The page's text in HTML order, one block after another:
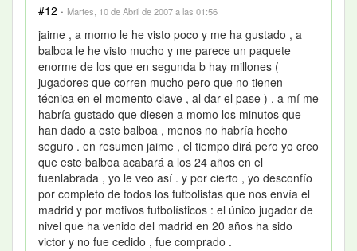
#12 · Martes, 10 de Abril de 2007 a las 01:56
jaime , a momo le he visto poco y me ha gustado , a
balboa le he visto mucho y me parece un paquete
enorme de los que en segunda b hay millones (
jugadores que corren mucho pero que no tienen
técnica en el momento clave , al dar el pase ) . a mí me
habría gustado que diesen a momo los minutos que
han dado a este balboa , menos no habría hecho
seguro . en resumen jaime , el tiempo dirá pero yo creo
que este balboa acabará a los 24 años en el
fuenlabrada , yo le veo así . y por cierto , yo desconfío
por completo de todos los futbolistas que nos envía el
madrid y por motivos futbolísticos : el único jugador de
nivel que ha venido del madrid en 20 años ha sido
victor y no fue cedido , fue comprado .